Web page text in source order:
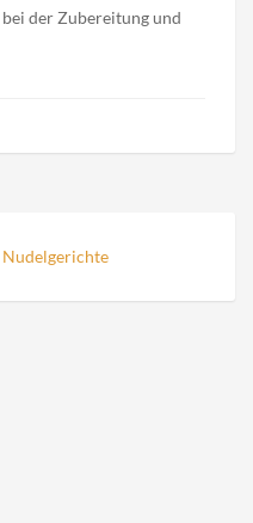
der Zubereitung und
Nudelgerichte